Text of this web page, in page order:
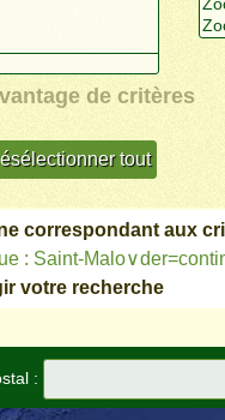
de critères
correspondant aux
: Saint-
votre recherche
: